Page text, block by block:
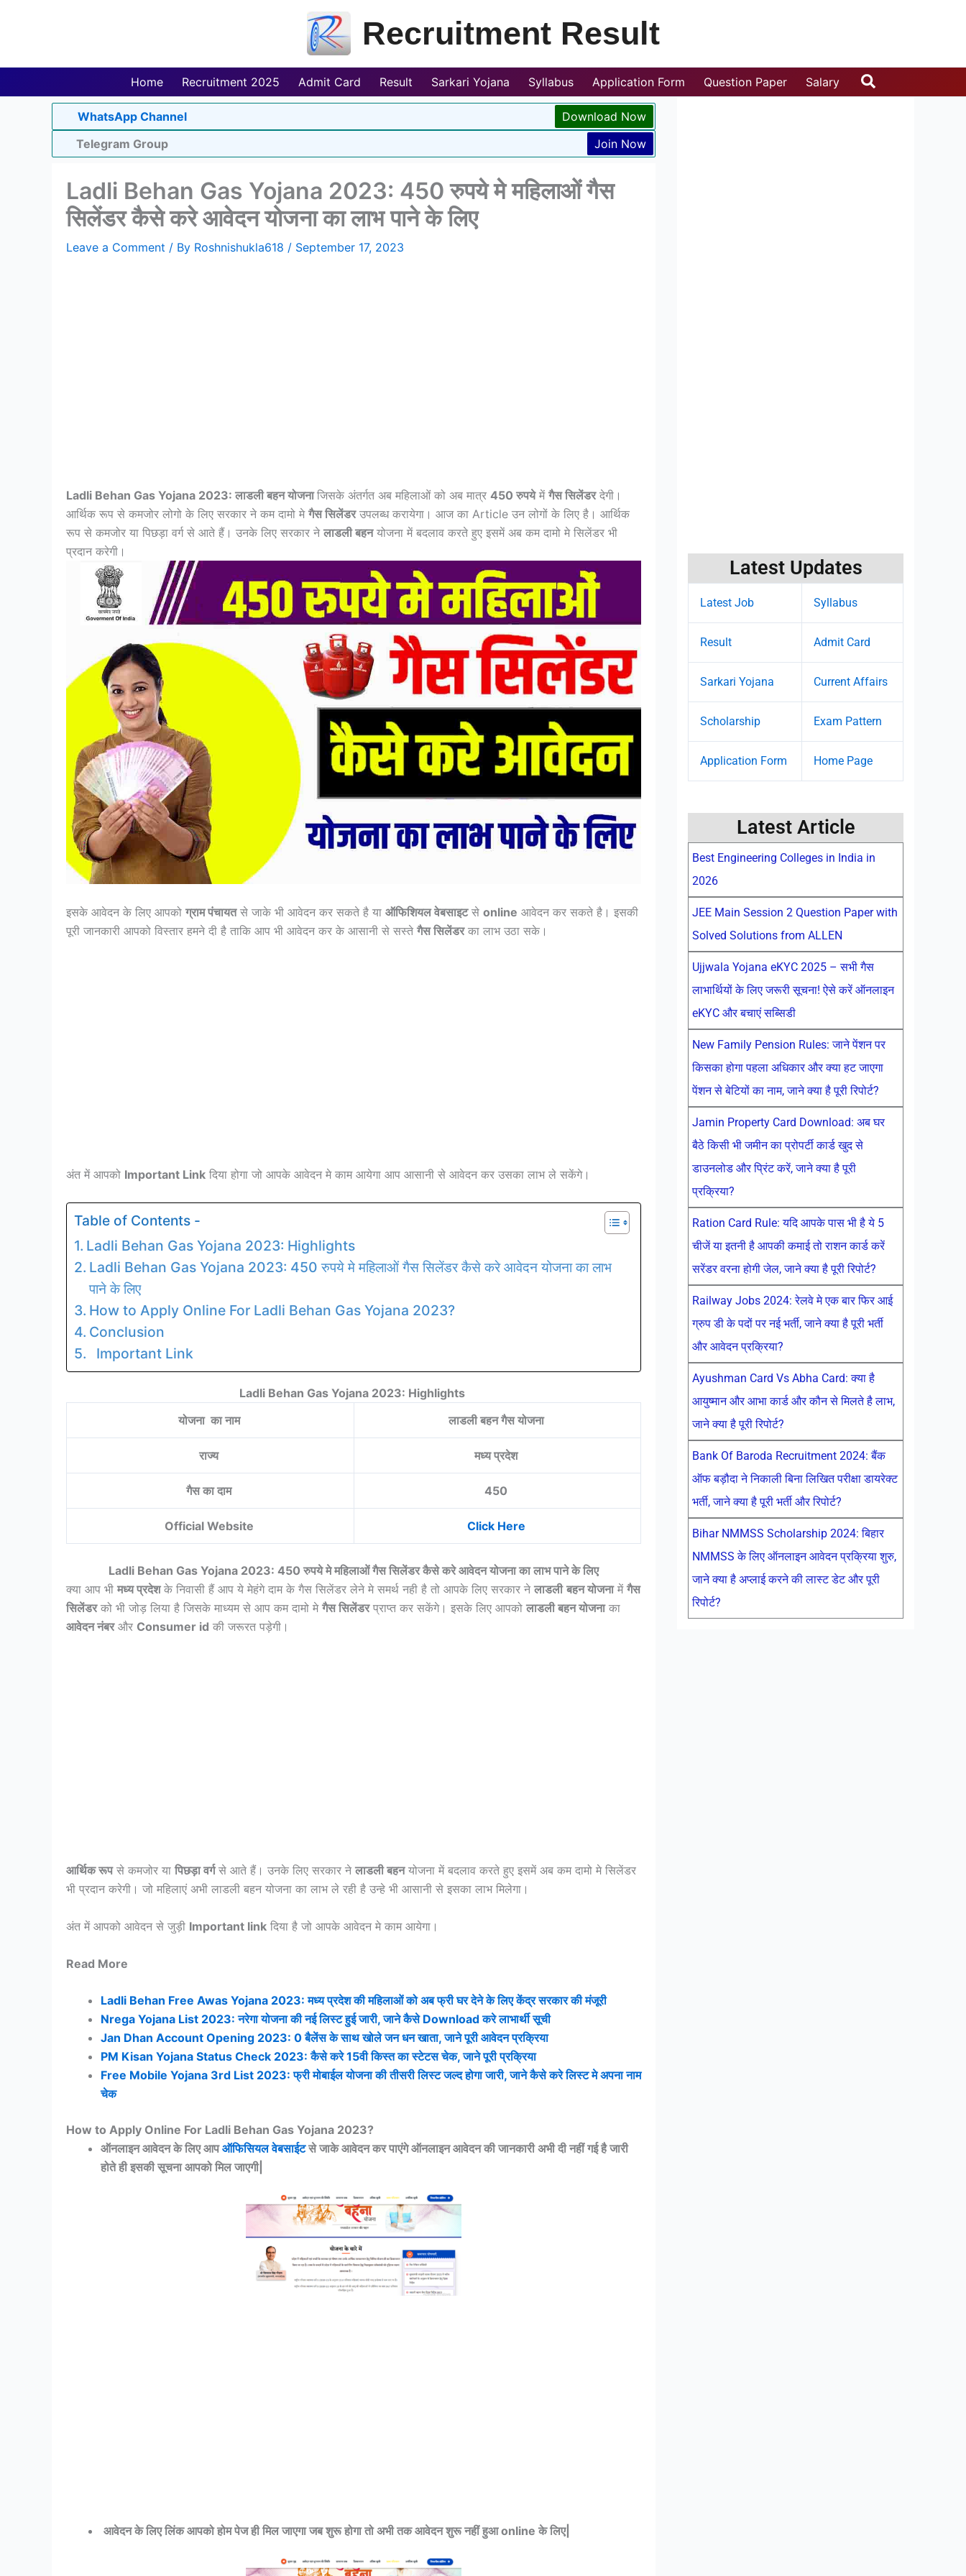
Recruitment Result
Home Recruitment 2025 Admit Card Result Sarkari Yojana Syllabus Application Form Question Paper Salary Search
WhatsApp Channel
Download Now
Telegram Group
Join Now
Ladli Behan Gas Yojana 2023: 450 रुपये मे महिलाओं गैस
सिलेंडर कैसे करे आवेदन योजना का लाभ पाने के लिए
Leave a Comment / By Roshnishukla618 / September 17, 2023
Ladli Behan Gas Yojana 2023: लाडली बहन योजनाजिसके अंतर्गत अब महिलाओं को अब मात्र 450 रुपयेमें गैस सिलेंडरदेगी।
आर्थिक रूप से कमजोर लोगो के लिए सरकार ने कम दामो मे गैस सिलेंडरउपलब्ध करायेगा। आज का Article उन लोगों के लिए है। आर्थिक
रूप से कमजोर या पिछड़ा वर्ग से आते हैं। उनके लिए सरकार ने लाडली बहनयोजना में बदलाव करते हुए इसमें अब कम दामो मे सिलेंडर भी
प्रदान करेगी।
इसके आवेदन के लिए आपको ग्राम पंचायतसे जाके भी आवेदन कर सकते है या ऑफिशियल वेबसाइटसे online आवेदन कर सकते है। इसकी
पूरी जानकारी आपको विस्तार हमने दी है ताकि आप भी आवेदन कर के आसानी से सस्ते गैस सिलेंडरका लाभ उठा सके।
अंत में आपको Important Link दिया होगा जो आपके आवेदन मे काम आयेगा आप आसानी से आवेदन कर उसका लाभ ले सकेंगे।
Table of Contents -
Ladli Behan Gas Yojana 2023: Highlights
Ladli Behan Gas Yojana 2023: 450 रुपये मे महिलाओं गैस सिलेंडर कैसे करे आवेदन योजना का लाभ
पाने के लिए
How to Apply Online For Ladli Behan Gas Yojana 2023?
Conclusion
Important Link
Ladli Behan Gas Yojana 2023: Highlights
योजना का नाम
लाडली बहन गैस योजना
राज्य मध्य प्रदेश
गैस का दाम 450
Official Website Click Here
Ladli Behan Gas Yojana 2023: 450 रुपये मे महिलाओं गैस सिलेंडर कैसे करे आवेदन योजना का लाभ पाने के लिए
क्या आप भी मध्य प्रदेशके निवासी हैं आप ये मेहंगे दाम के गैस सिलेंडर लेने मे समर्थ नही है तो आपके लिए सरकार ने लाडली बहन योजनामें गैस
सिलेंडरको भी जोड़ लिया है जिसके माध्यम से आप कम दामो मे गैस सिलेंडरप्राप्त कर सकेंगे। इसके लिए आपको लाडली बहन योजनाका
आवेदन नंबरऔर Consumer id की जरूरत पड़ेगी।
आर्थिक रूपसे कमजोर या पिछड़ा वर्गसे आते हैं। उनके लिए सरकार ने लाडली बहनयोजना में बदलाव करते हुए इसमें अब कम दामो मे सिलेंडर
भी प्रदान करेगी। जो महिलाएं अभी लाडली बहन योजना का लाभ ले रही है उन्हे भी आसानी से इसका लाभ मिलेगा।
अंत में आपको आवेदन से जुड़ी Important link दिया है जो आपके आवेदन मे काम आयेगा।
Read More
Ladli Behan Free Awas Yojana 2023: मध्य प्रदेश की महिलाओं को अब फ्री घर देने के लिए केंद्र सरकार की मंजूरी
Nrega Yojana List 2023: नरेगा योजना की नई लिस्ट हुई जारी, जाने कैसे Download करे लाभार्थी सूची
Jan Dhan Account Opening 2023: 0 बैलेंस के साथ खोले जन धन खाता, जाने पूरी आवेदन प्रक्रिया
PM Kisan Yojana Status Check 2023: कैसे करे 15वी किस्त का स्टेटस चेक, जाने पूरी प्रक्रिया
Free Mobile Yojana 3rd List 2023: फ्री मोबाईल योजना की तीसरी लिस्ट जल्द होगा जारी, जाने कैसे करे लिस्ट मे अपना नाम
चेक
How to Apply Online For Ladli Behan Gas Yojana 2023?
ऑनलाइन आवेदन के लिए आपऑफिसियल वेबसाईटसे जाके आवेदन कर पाएंगे ऑनलाइन आवेदन की जानकारी अभी दी नहीं गई है जारी
होते ही इसकी सूचना आपको मिल जाएगी|
आवेदन के लिए लिंक आपको होम पेज ही मिल जाएगा जब शुरू होगा तो अभी तक आवेदन शुरू नहीं हुआ online के लिए|
Latest Updates
Latest Job Syllabus
Result Admit Card
Sarkari Yojana Current Affairs
Scholarship Exam Pattern
Application Form Home Page
Latest Article
Best Engineering Colleges in India in
2026
JEE Main Session 2 Question Paper with
Solved Solutions from ALLEN
Ujjwala Yojana eKYC 2025 – सभी गैस
लाभार्थियों के लिए जरूरी सूचना! ऐसे करें ऑनलाइन
eKYC और बचाएं सब्सिडी
New Family Pension Rules: जाने पेंशन पर
किसका होगा पहला अधिकार और क्या हट जाएगा
पेंशन से बेटियों का नाम, जाने क्या है पूरी रिपोर्ट?
Jamin Property Card Download: अब घर
बैठे किसी भी जमीन का प्रोपर्टी कार्ड खुद से
डाउनलोड और प्रिंट करें, जाने क्या है पूरी
प्रक्रिया?
Ration Card Rule: यदि आपके पास भी है ये 5
चीजें या इतनी है आपकी कमाई तो राशन कार्ड करें
सरेंडर वरना होगी जेल, जाने क्या है पूरी रिपोर्ट?
Railway Jobs 2024: रेलवे मे एक बार फिर आई
ग्रुप डी के पदों पर नई भर्ती, जाने क्या है पूरी भर्ती
और आवेदन प्रक्रिया?
Ayushman Card Vs Abha Card: क्या है
आयुष्मान और आभा कार्ड और कौन से मिलते है लाभ,
जाने क्या है पूरी रिपोर्ट?
Bank Of Baroda Recruitment 2024: बैंक
ऑफ बड़ौदा ने निकाली बिना लिखित परीक्षा डायरेक्ट
भर्ती, जाने क्या है पूरी भर्ती और रिपोर्ट?
Bihar NMMSS Scholarship 2024: बिहार
NMMSS के लिए ऑनलाइन आवेदन प्रक्रिया शुरु,
जाने क्या है अप्लाई करने की लास्ट डेट और पूरी
रिपोर्ट?